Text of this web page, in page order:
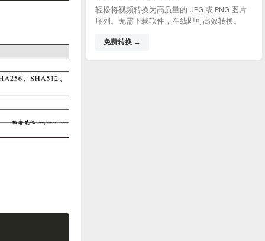
轻松将视频转换为高质量的 JPG 或 PNG 图片
序列。无需下载软件，在线即可高效转换。
免费转换 →